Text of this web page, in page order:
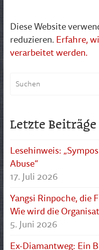
Diese Website
reduzieren. Erfahre,
verarbeitet werden.
Letzte Beiträge
Lesehinweis:
Abuse“
17. Juli 2026
Yangsi Rinpoche, die
Wie wird die
5. Juni 2026
Ex-Diamantweg: Ein